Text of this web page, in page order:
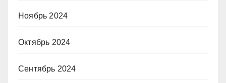
Ноябрь 2024
Октябрь 2024
Сентябрь 2024